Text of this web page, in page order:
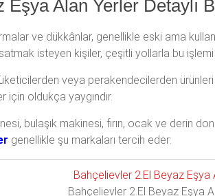
Alan Yerler Detaylı
ve dükkânlar, genellikle eski ama
isteyen kişiler, çeşitli yollarla bu
veya perakendecilerden
oldukça yaygındır.
bulaşık makinesi, fırın, ocak ve derin
genellikle şu markaları tercih eder:
Bahçelievler 2.El Beyaz Eşya